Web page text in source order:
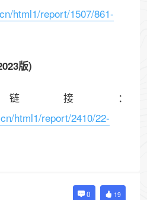
html1/report/1507/861-
版)
接：
html1/report/2410/22-
0 19